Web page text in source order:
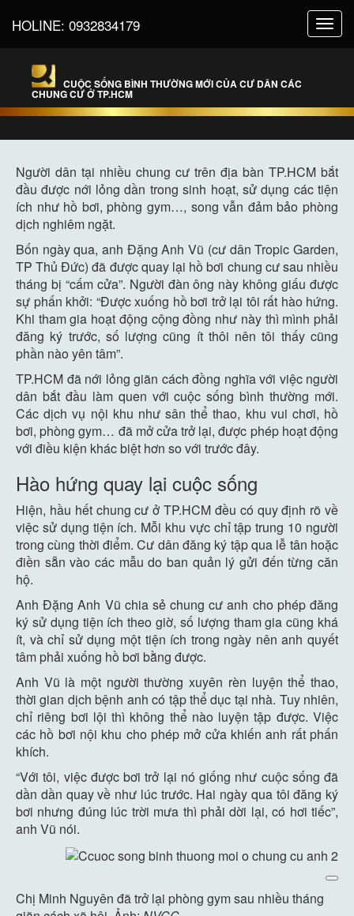
HOLINE: 0932834179
CUỘC SỐNG BÌNH THƯỜNG MỚI CỦA CƯ DÂN CÁC
CHUNG CƯ Ở TP.HCM
Người dân tại nhiều chung cư trên địa bàn TP.HCM bắt
đầu được nới lỏng dần trong sinh hoạt, sử dụng các tiện
ích như hồ bơi, phòng gym…, song vẫn đảm bảo phòng
dịch nghiêm ngặt.
Bốn ngày qua, anh Đặng Anh Vũ (cư dân Tropic Garden,
TP Thủ Đức) đã được quay lại hồ bơi chung cư sau nhiều
tháng bị “cấm cửa”. Người đàn ông này không giấu được
sự phấn khởi: “Được xuống hồ bơi trở lại tôi rất hào hứng.
Khi tham gia hoạt động cộng đồng như này thì mình phải
đăng ký trước, số lượng cũng ít thôi nên tôi thấy cũng
phần nào yên tâm”.
TP.HCM đã nới lỏng giãn cách đồng nghĩa với việc người
dân bắt đầu làm quen với cuộc sống bình thường mới.
Các dịch vụ nội khu như sân thể thao, khu vui chơi, hồ
bơi, phòng gym… đã mở cửa trở lại, được phép hoạt động
với điều kiện khác biệt hơn so với trước đây.
Hào hứng quay lại cuộc sống
Hiện, hầu hết chung cư ở TP.HCM đều có quy định rõ về
việc sử dụng tiện ích. Mỗi khu vực chỉ tập trung 10 người
trong cùng thời điểm. Cư dân đăng ký tập qua lễ tân hoặc
điền sẵn vào các mẫu do ban quản lý gửi đến từng căn
hộ.
Anh Đặng Anh Vũ chia sẻ chung cư anh cho phép đăng
ký sử dụng tiện ích theo giờ, số lượng tham gia cũng khá
ít, và chỉ sử dụng một tiện ích trong ngày nên anh quyết
tâm phải xuống hồ bơi bằng được.
Anh Vũ là một người thường xuyên rèn luyện thể thao,
thời gian dịch bệnh anh có tập thể dục tại nhà. Tuy nhiên,
chỉ riêng bơi lội thì không thể nào luyện tập được. Việc
các hồ bơi nội khu cho phép mở cửa khiến anh rất phấn
khích.
“Với tôi, việc được bơi trở lại nó giống như cuộc sống đã
dần dần quay về như lúc trước. Hai ngày qua tôi đăng ký
bơi nhưng đúng lúc trời mưa thì phải dời lại, có hơi tiếc”,
anh Vũ nói.
Chị Minh Nguyên đã trở lại phòng gym sau nhiều tháng